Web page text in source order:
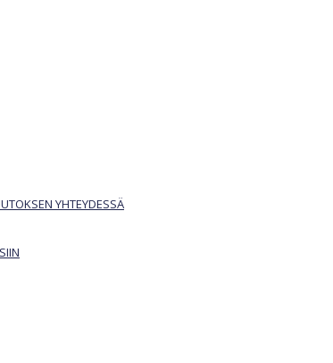
YHTEYDESSÄ